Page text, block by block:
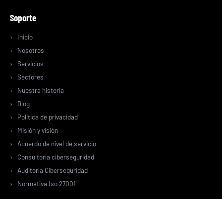
Soporte
Inicio
Nosotros
Servicios
Sectores
Nuestra historia
Blog
Politica de privacidad
Misión y visión
Acuerdo de nivel de servicio
Consultoría ciberseguridad
Auditoría Ciberseguridad
Normativa Iso 27001